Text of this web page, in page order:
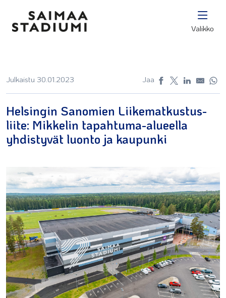
Valikko
Julkaistu 30.01.2023 Jaa
Helsingin Sanomien Liikematkustus-
liite: Mikkelin tapahtuma-alueella
yhdistyvät luonto ja kaupunki